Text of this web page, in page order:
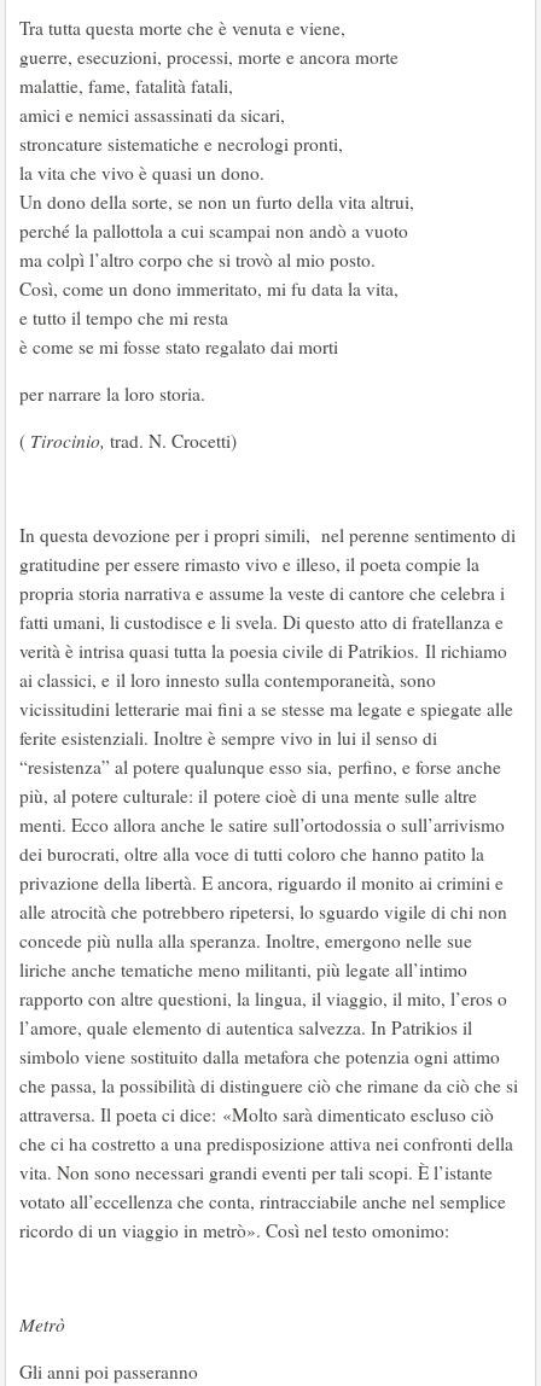
Tra tutta questa morte che è venuta e viene,
guerre, esecuzioni, processi, morte e ancora morte
malattie, fame, fatalità fatali,
amici e nemici assassinati da sicari,
stroncature sistematiche e necrologi pronti,
la vita che vivo è quasi un dono.
Un dono della sorte, se non un furto della vita altrui,
perché la pallottola a cui scampai non andò a vuoto
ma colpì l’altro corpo che si trovò al mio posto.
Così, come un dono immeritato, mi fu data la vita,
e tutto il tempo che mi resta
è come se mi fosse stato regalato dai morti
per narrare la loro storia.
( Tirocinio, trad. N. Crocetti)
In questa devozione per i propri simili, nel perenne sentimento di
gratitudine per essere rimasto vivo e illeso, il poeta compie la
propria storia narrativa e assume la veste di cantore che celebra i
fatti umani, li custodisce e li svela. Di questo atto di fratellanza e
verità è intrisa quasi tutta la poesia civile di Patrikios. Il richiamo
ai classici, e il loro innesto sulla contemporaneità, sono
vicissitudini letterarie mai fini a se stesse ma legate e spiegate alle
ferite esistenziali. Inoltre è sempre vivo in lui il senso di
“resistenza” al potere qualunque esso sia, perfino, e forse anche
più, al potere culturale: il potere cioè di una mente sulle altre
menti. Ecco allora anche le satire sull’ortodossia o sull’arrivismo
dei burocrati, oltre alla voce di tutti coloro che hanno patito la
privazione della libertà. E ancora, riguardo il monito ai crimini e
alle atrocità che potrebbero ripetersi, lo sguardo vigile di chi non
concede più nulla alla speranza. Inoltre, emergono nelle sue
liriche anche tematiche meno militanti, più legate all’intimo
rapporto con altre questioni, la lingua, il viaggio, il mito, l’eros o
l’amore, quale elemento di autentica salvezza. In Patrikios il
simbolo viene sostituito dalla metafora che potenzia ogni attimo
che passa, la possibilità di distinguere ciò che rimane da ciò che si
attraversa. Il poeta ci dice: «Molto sarà dimenticato escluso ciò
che ci ha costretto a una predisposizione attiva nei confronti della
vita. Non sono necessari grandi eventi per tali scopi. È l’istante
votato all’eccellenza che conta, rintracciabile anche nel semplice
ricordo di un viaggio in metrò». Così nel testo omonimo:
Metrò
Gli anni poi passeranno